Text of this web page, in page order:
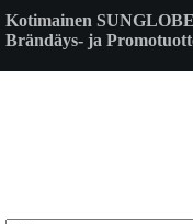
to
content
Kotimainen
Brändäys- ja